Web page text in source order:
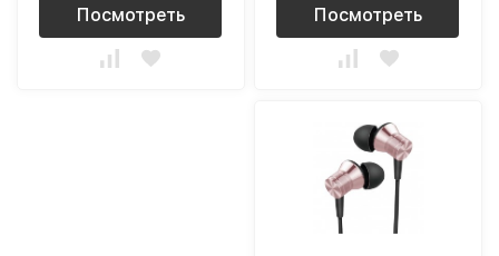
Посмотреть Посмотреть